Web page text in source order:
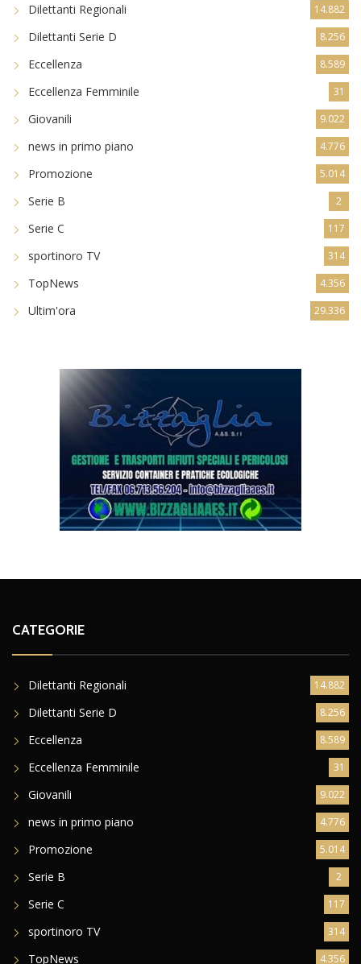
Dilettanti Regionali 14.882
Dilettanti Serie D 8.256
Eccellenza 8.589
Eccellenza Femminile 31
Giovanili 9.022
news in primo piano 4.776
Promozione 5.014
Serie B 2
Serie C 117
sportinoro TV 314
TopNews 4.356
Ultim'ora 29.336
CATEGORIE
Dilettanti Regionali 14.882
Dilettanti Serie D 8.256
Eccellenza 8.589
Eccellenza Femminile 31
Giovanili 9.022
news in primo piano 4.776
Promozione 5.014
Serie B 2
Serie C 117
sportinoro TV 314
TopNews 4.356